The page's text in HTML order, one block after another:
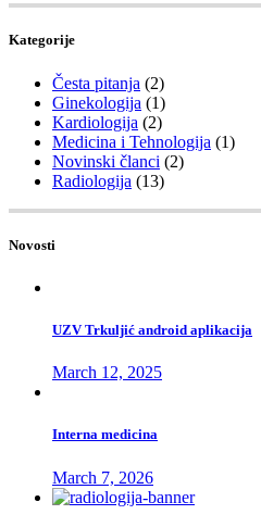
Kategorije
Česta pitanja (2)
Ginekologija (1)
Kardiologija (2)
Medicina i Tehnologija (1)
Novinski članci (2)
Radiologija (13)
Novosti
UZV Trkuljić android aplikacija
March 12, 2025
Interna medicina
March 7, 2026